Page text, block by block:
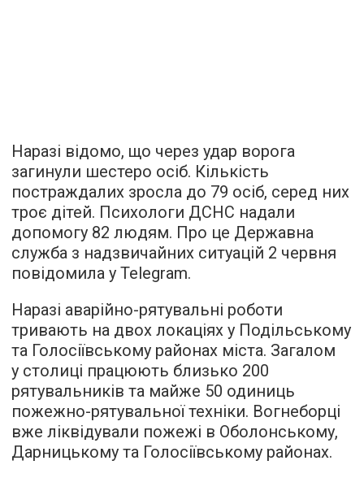
Наразі відомо, що через удар ворога
загинули шестеро осіб. Кількість
постраждалих зросла до 79 осіб, серед них
троє дітей. Психологи ДСНС надали
допомогу 82 людям. Про це Державна
служба з надзвичайних ситуацій 2 червня
повідомила у Telegram.
Наразі аварійно-рятувальні роботи
тривають на двох локаціях у Подільському
та Голосіївському районах міста. Загалом
у столиці працюють близько 200
рятувальників та майже 50 одиниць
пожежно-рятувальної техніки. Вогнеборці
вже ліквідували пожежі в Оболонському,
Дарницькому та Голосіївському районах.